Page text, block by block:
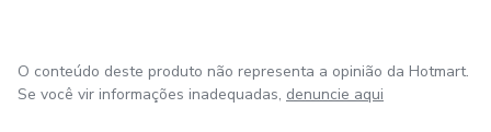
O conteúdo deste produto não representa a opinião da Hotmart.
Se você vir informações inadequadas, denuncie aqui